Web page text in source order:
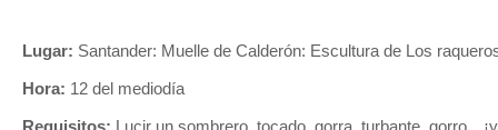
Lugar: Santander: Muelle de Calderón: Escultura de Los
Hora: 12 del mediodía
Requisitos: Lucir un sombrero, tocado, gorra, turbante,